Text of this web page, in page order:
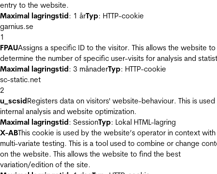
entry to the website.
Maximal lagringstid: 1 årTyp: HTTP-cookie
garnius.se
1
FPAUAssigns a specific ID to the visitor. This allows the website to
determine the number of specific user-visits for analysis and
Maximal lagringstid: 3 månaderTyp: HTTP-cookie
sc-static.net
2
u_scsidRegisters data on visitors' website-behaviour. This is
internal analysis and website optimization.
Maximal lagringstid: SessionTyp: Lokal HTML-lagring
X-ABThis cookie is used by the website’s operator in context with
multi-variate testing. This is a tool used to combine or change
on the website. This allows the website to find the best
variation/edition of the site.